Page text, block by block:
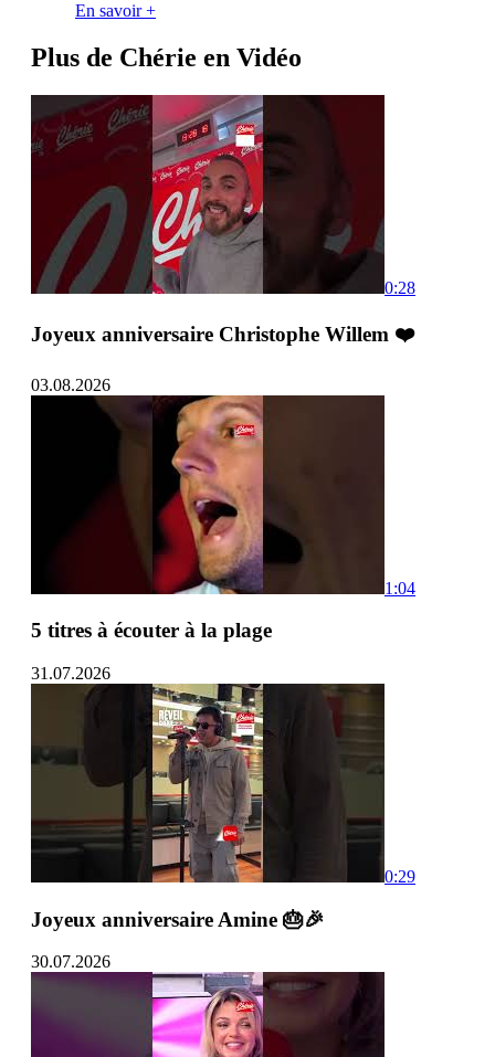
En savoir +
Plus de Chérie en Vidéo
0:28
Joyeux anniversaire Christophe Willem ❤️
03.08.2026
1:04
5 titres à écouter à la plage
31.07.2026
0:29
Joyeux anniversaire Amine 🎂🎉
30.07.2026